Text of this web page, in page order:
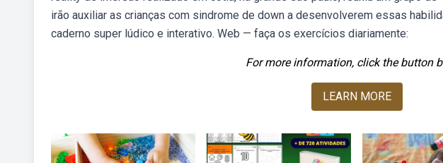
irão auxiliar as crianças com sindrome de down a desenvolverem essas
caderno super lúdico e interativo. Web — faça os exercícios diariamente:
For more information, click the button
LEARN MORE